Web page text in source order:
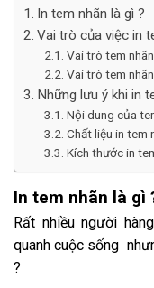
In tem nhãn là gì ?
Vai trò của việc in
Vai trò tem
Vai trò tem
Những lưu ý khi in
Nội dung của
Chất liệu in tem
Kích thước in
In tem nhãn là gì
Rất nhiều người
quanh cuộc sống
?